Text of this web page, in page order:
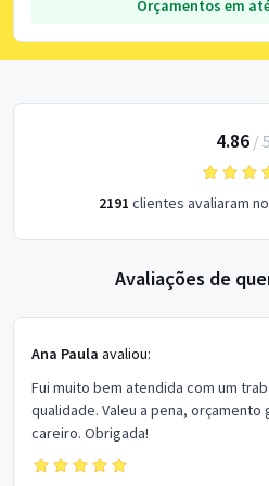
Orçamentos em
4.86/ 5
2191 clientes avaliaram
Avaliações de
Ana Paula avaliou:
Fui muito bem atendida com um
qualidade. Valeu a pena, orçamento
careiro. Obrigada!